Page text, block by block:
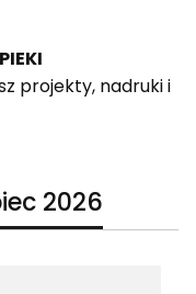
projekty, nadruki i
2026